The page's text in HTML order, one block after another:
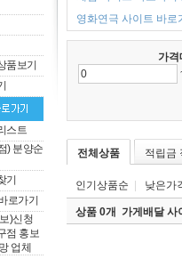
품보기
스트
) 분양순
기
로가기
)신청
점 홍보
업체
영화연극 사이트 바로
가격
전체상품 적립금
인기상품순 낮은가
상품 0개 가게배달 사